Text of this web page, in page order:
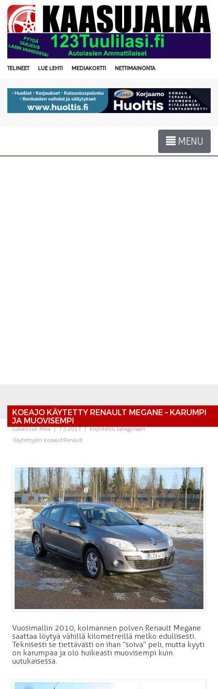
TELINEET LUE LEHTI MEDIAKORTTI NETTIMAINONTA
MENU
KOEAJO KÄYTETTY RENAULT MEGANE – KARUMPI
JA MUOVISEMPI
Julkaissut:Mika | 7.5.2017 | Kirjoitettu kategoriaan:
Käytettyjen koeajotRenault
Vuosimallin 2010, kolmannen polven Renault Megane
saattaa löytyä vähillä kilometreillä melko edullisesti.
Teknisesti se tiettävästi on ihan ”soiva” peli, mutta kyyti
on karumpaa ja olo huikeasti muovisempi kuin
uutukaisessa.